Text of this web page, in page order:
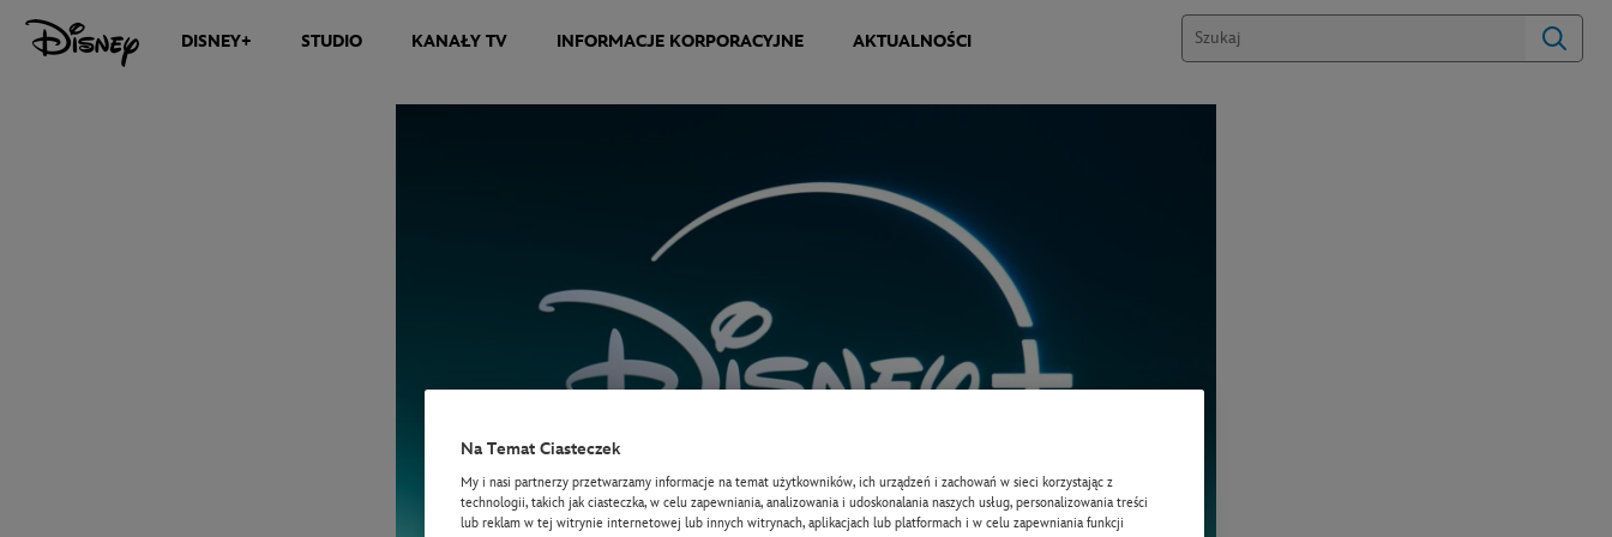
DISNEY+ STUDIO KANAŁY TV INFORMACJE KORPORACYJNE AKTUALNOŚCI
Na Temat Ciasteczek
My i nasi partnerzy przetwarzamy informacje na temat użytkowników, ich urządzeń i zachowań w sieci korzystając z
technologii, takich jak ciasteczka, w celu zapewniania, analizowania i udoskonalania naszych usług, personalizowania treści
lub reklam w tej witrynie internetowej lub innych witrynach, aplikacjach lub platformach i w celu zapewniania funkcji